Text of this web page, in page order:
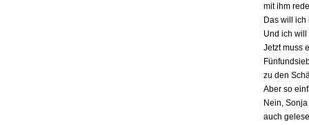
mit ihm
Das will
Und ich
Jetzt muss
zu den
Aber so
Nein,
auch